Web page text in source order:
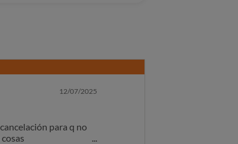
12/07/2025
para q no